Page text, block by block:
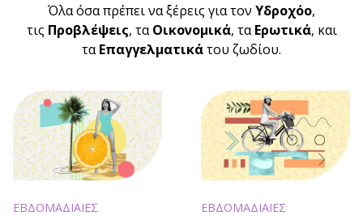
Όλα όσα πρέπει να ξέρεις για τον Υδροχόο,
τις Προβλέψεις, ταΟικονομικά, ταΕρωτικά, και
ταΕπαγγελματικάτου ζωδίου.
ΕΒΔΟΜΑΔΙΑΙΕΣ ΕΒΔΟΜΑΔΙΑΙΕΣ